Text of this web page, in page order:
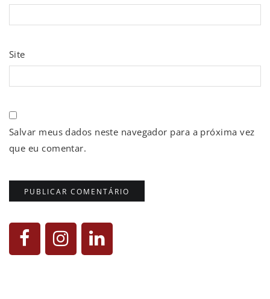
Site
Salvar meus dados neste navegador para a próxima vez
que eu comentar.